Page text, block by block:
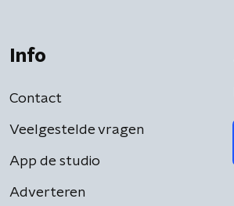
Info
Contact
Veelgestelde vragen
App de studio
Adverteren